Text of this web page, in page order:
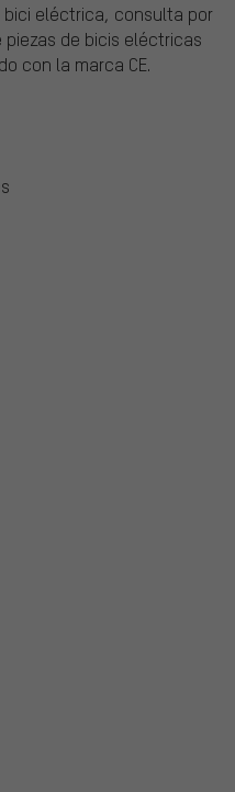
bici eléctrica, consulta por
de bicis eléctricas
con la marca CE.